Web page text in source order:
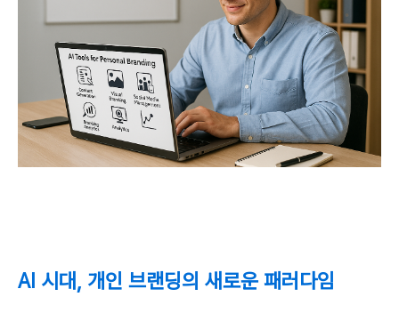
AI 시대, 개인 브랜딩의 새로운 패러다임